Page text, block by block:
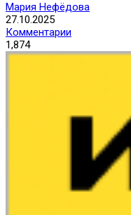
Мария Нефёдова
27.10.2025
Комментарии
1,874